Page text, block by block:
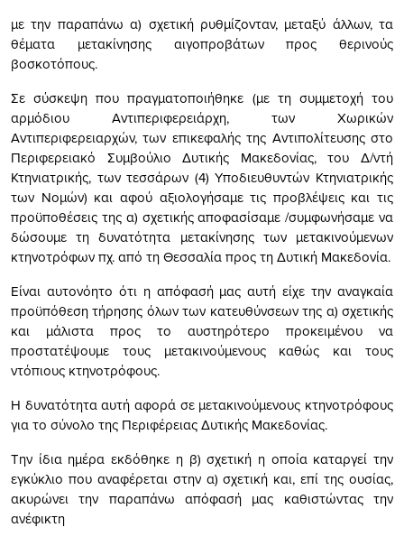
με την παραπάνω α) σχετική ρυθμίζονταν, μεταξύ άλλων, τα
θέματα μετακίνησης αιγοπροβάτων προς θερινούς
βοσκοτόπους.
Σε σύσκεψη που πραγματοποιήθηκε (με τη συμμετοχή του
αρμόδιου Αντιπεριφερειάρχη, των Χωρικών
Αντιπεριφερειαρχών, των επικεφαλής της Αντιπολίτευσης στο
Περιφερειακό Συμβούλιο Δυτικής Μακεδονίας, του Δ/ντή
Κτηνιατρικής, των τεσσάρων (4) Υποδιευθυντών Κτηνιατρικής
των Νομών) και αφού αξιολογήσαμε τις προβλέψεις και τις
προϋποθέσεις της α) σχετικής αποφασίσαμε /συμφωνήσαμε να
δώσουμε τη δυνατότητα μετακίνησης των μετακινούμενων
κτηνοτρόφων πχ. από τη Θεσσαλία προς τη Δυτική Μακεδονία.
Είναι αυτονόητο ότι η απόφασή μας αυτή είχε την αναγκαία
προϋπόθεση τήρησης όλων των κατευθύνσεων της α) σχετικής
και μάλιστα προς το αυστηρότερο προκειμένου να
προστατέψουμε τους μετακινούμενους καθώς και τους
ντόπιους κτηνοτρόφους.
Η δυνατότητα αυτή αφορά σε μετακινούμενους κτηνοτρόφους
για το σύνολο της Περιφέρειας Δυτικής Μακεδονίας.
Την ίδια ημέρα εκδόθηκε η β) σχετική η οποία καταργεί την
εγκύκλιο που αναφέρεται στην α) σχετική και, επί της ουσίας,
ακυρώνει την παραπάνω απόφασή μας καθιστώντας την
ανέφικτη